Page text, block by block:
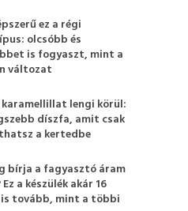
ez a régi
olcsóbb és
is fogyaszt, mint a
változat
karamellillat lengi körül:
díszfa, amit csak
a kertedbe
bírja a fagyasztó áram
a készülék akár 16
tovább, mint a többi